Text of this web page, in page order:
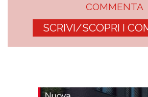
COMMENTA
SCRIVI/SCOPRI I